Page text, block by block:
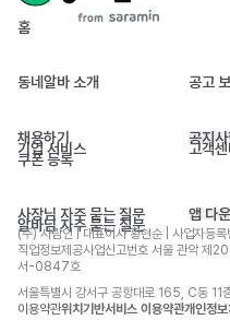
홈
동네알바 소개 공고 보
채용하기
기업 서비스
쿠폰 등록
공지
고객센
사장님 자주 묻는 질문
알바님 자주 묻는 질문
앱 다
(주) 사람인 | 대표이사 황현순 | 사업자
직업정보제공사업신고번호 서울 관악
서-0847호
서울특별시 강서구 공항대로 165, C동
이용약관위치기반서비스 이용약관개인정